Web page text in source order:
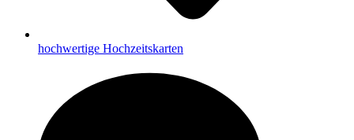
hochwertige Hochzeitskarten